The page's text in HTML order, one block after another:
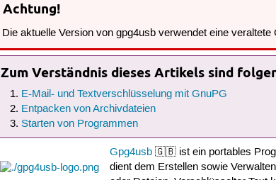
Achtung!
Die aktuelle Version von gpg4usb verwendet eine
Zum Verständnis dieses Artikels sind
E-Mail- und Textverschlüsselung mit GnuPG
Entpacken von Archivdateien
Starten von Programmen
Gpg4usb🇬🇧 ist ein portables
dient dem Erstellen sowie